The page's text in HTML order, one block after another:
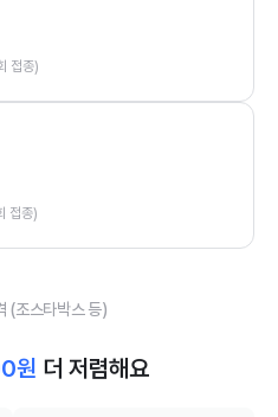
접종)
접종)
(조스타박스 등)
원 더 저렴해요